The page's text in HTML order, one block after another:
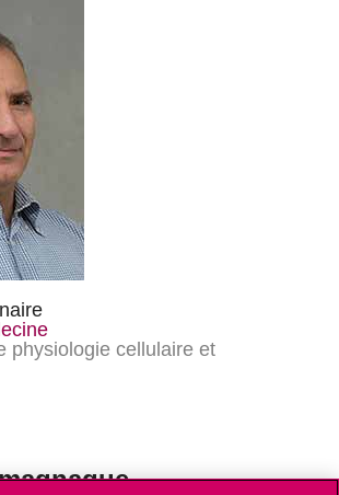
physiologie cellulaire et